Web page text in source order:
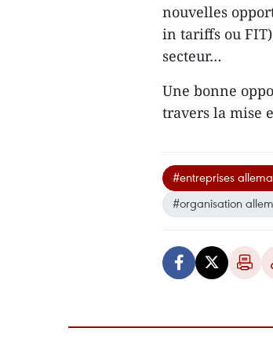
nouvelles
in tariffs ou
secteur…
Une bonne
travers la mise
#entreprises
#organisation